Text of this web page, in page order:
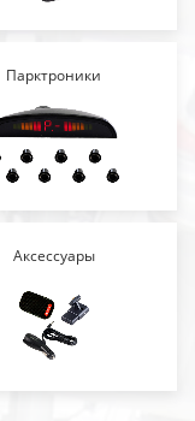
Парктроники
Аксессуары